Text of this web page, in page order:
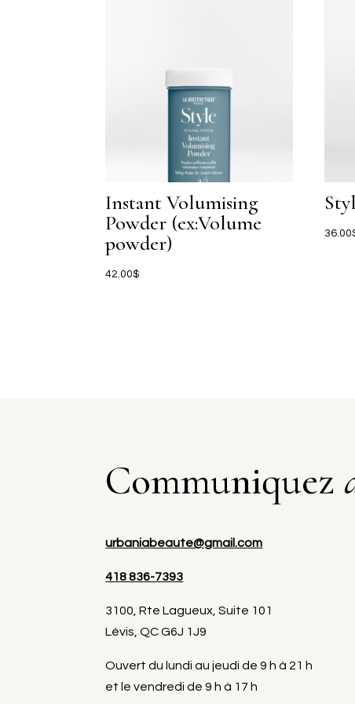
Instant Volumising
Powder (ex:Volume
powder)
42.00$
36.00
Communiquez
urbaniabeaute@gmail.com
418 836-7393
3100, Rte Lagueux, Suite 101
Lévis, QC G6J 1J9
Ouvert du lundi au jeudi de 9 h à 21 h
et le vendredi de 9 h à 17 h